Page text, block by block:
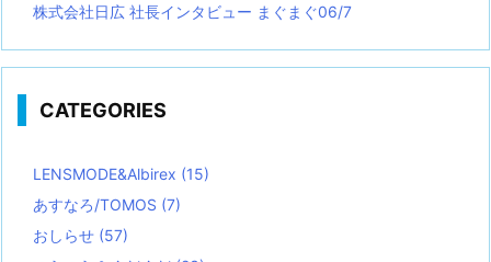
株式会社日広 社長インタビュー まぐまぐ06/7
CATEGORIES
LENSMODE&Albirex (15)
あすなろ/TOMOS (7)
おしらせ (57)